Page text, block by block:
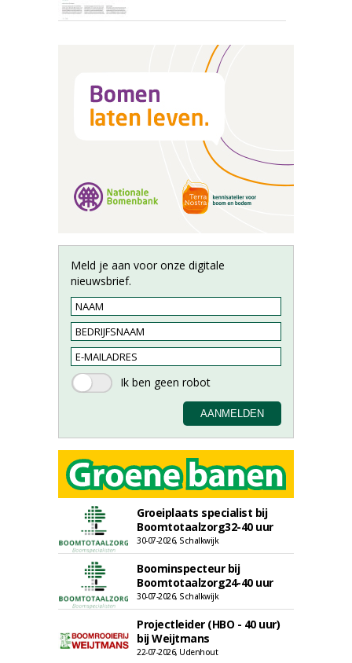
Meld je aan voor onze digitale
nieuwsbrief.
Groeiplaats specialist bij
Boomtotaalzorg32-40 uur
30-07-2026, Schalkwijk
Boominspecteur bij
Boomtotaalzorg24-40 uur
30-07-2026, Schalkwijk
Projectleider (HBO - 40 uur)
bij Weijtmans
22-07-2026, Udenhout